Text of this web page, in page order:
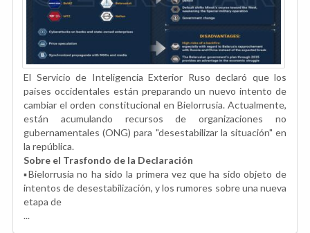
El Servicio de Inteligencia Exterior Ruso declaró que los
países occidentales están preparando un nuevo intento de
cambiar el orden constitucional en Bielorrusia. Actualmente,
están acumulando recursos de organizaciones no
gubernamentales (ONG) para "desestabilizar la situación" en
la república.
Sobre el Trasfondo de la Declaración
▪️Bielorrusia no ha sido la primera vez que ha sido objeto de
intentos de desestabilización, y los rumores sobre una nueva
etapa de
...